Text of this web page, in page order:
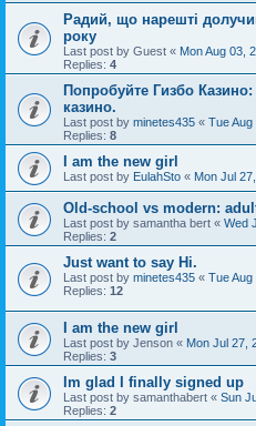
Радий, що нарешті
року
Last post by Guest « Mon Aug 03,
Replies: 4
Попробуйте Гизбо
казино.
Last post by minetes435 « Tue Aug
Replies: 8
I am the new girl
Last post by EulahSto « Mon Jul
Old-school vs modern:
Last post by samantha bert « Wed
Replies: 2
Just want to say Hi.
Last post by minetes435 « Tue Aug
Replies: 12
I am the new girl
Last post by Jenson « Mon Jul 27,
Replies: 3
Im glad I finally signed up
Last post by samanthabert « Sun
Replies: 2